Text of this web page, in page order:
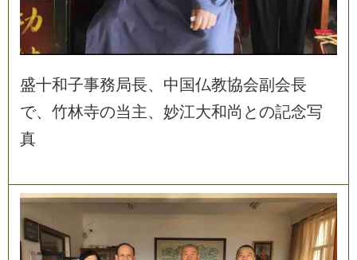
盛十和子事務局長、 中 国仏教協会副 会長
で、 竹林寺の当主、 妙江大和尚 との記念写
真